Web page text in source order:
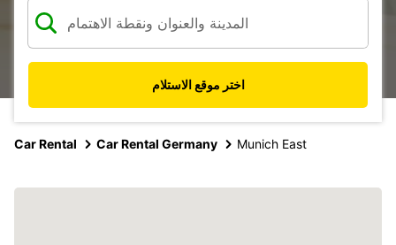
اختر موقع الاستلام
Car Rental Car Rental Germany Munich East